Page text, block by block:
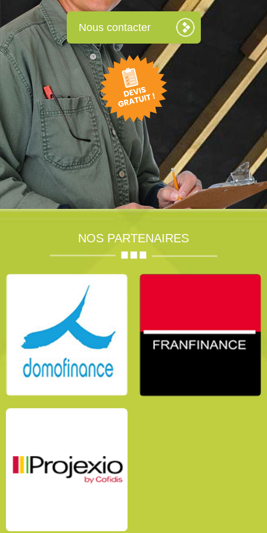
Nous contacter
NOS PARTENAIRES